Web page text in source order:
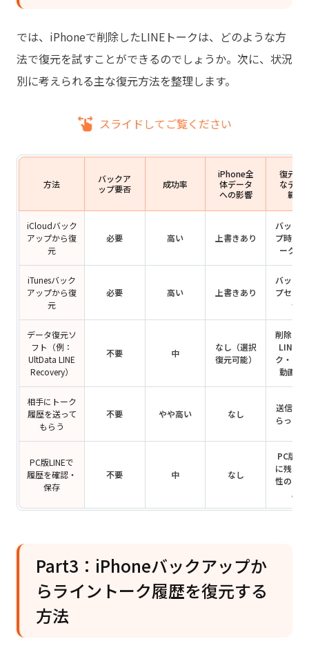
では、iPhoneで削除したLINEトークは、どのような方
法で復元を試すことができるのでしょうか。次に、状況
別に考えられる主な復元方法を整理します。
スライドしてご覧ください
方法
バックア
ップ要否
成功率
iPhone全
体データ
への影響
復元可
なデー
範囲
iCloudバック
アップから復
元
必要 高い 上書きあり
バック
プ時点
ーク履
iTunesバック
アップから復
元
必要 高い 上書きあり
バック
プセッ
体
データ復元ソ
フト（例：
UltData LINE
Recovery）
不要 中
なし（選択
復元可能）
削除さ
LINEト
ク・写
動画な
相手にトーク
履歴を送って
もらう
不要 やや高い なし
送信し
らった
PC版LINEで
履歴を確認・
保存
不要 中 なし
PC版
に残る
性のあ
歴
Part3：iPhoneバックアップか
らライントーク履歴を復元する
方法